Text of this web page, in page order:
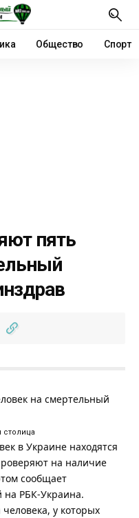
Общество Спорт
пять
столица
в Украине находятся
на наличие
сообщает
на РБК-Украина.
у которых